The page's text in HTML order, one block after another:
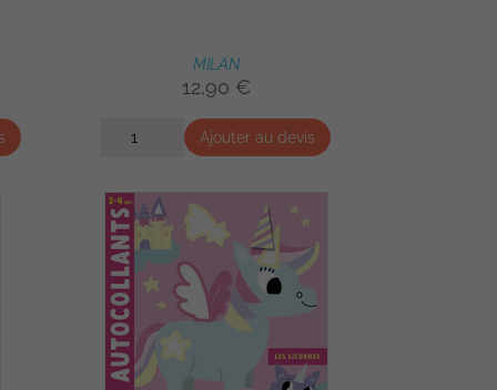
MILAN
12,90 €
Ajouter au devis